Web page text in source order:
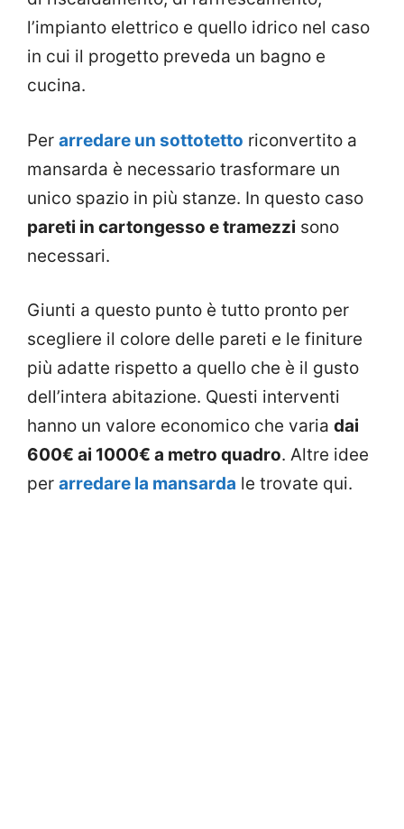
l’impianto elettrico e quello idrico nel caso
in cui il progetto preveda un bagno e
cucina.
Per arredare un sottotetto riconvertito a
mansarda è necessario trasformare un
unico spazio in più stanze. In questo caso
pareti in cartongesso e tramezzi sono
necessari.
Giunti a questo punto è tutto pronto per
scegliere il colore delle pareti e le finiture
più adatte rispetto a quello che è il gusto
dell’intera abitazione. Questi interventi
hanno un valore economico che varia dai
600€ ai 1000€ a metro quadro. Altre idee
per arredare la mansarda le trovate qui.